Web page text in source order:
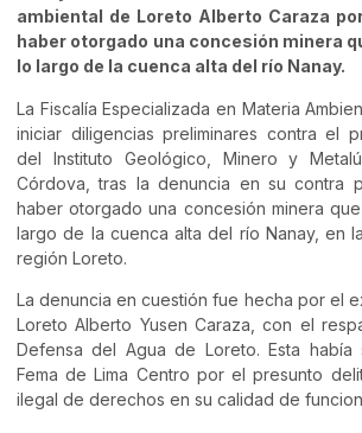
ambiental de Loreto Alberto Caraza
haber otorgado una concesión minera
lo largo de la cuenca alta del río Nanay.
La Fiscalía Especializada en Materia
iniciar diligencias preliminares contra el
del Instituto Geológico, Minero y
Córdova, tras la denuncia en su contra
haber otorgado una concesión minera
largo de la cuenca alta del río Nanay, en
región Loreto.
La denuncia en cuestión fue hecha por el
Loreto Alberto Yusen Caraza, con el
Defensa del Agua de Loreto. Esta había
Fema de Lima Centro por el presunto
ilegal de derechos en su calidad de